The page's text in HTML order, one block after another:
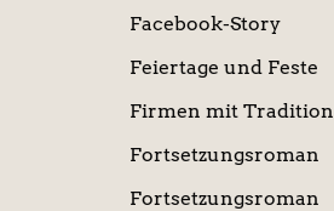
Facebook-Story
Feiertage und Feste
Firmen mit Tradition
Fortsetzungsroman
Fortsetzungsroman